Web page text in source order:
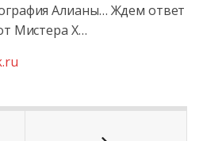
Алианы… Ждем ответ
Мистера Х…